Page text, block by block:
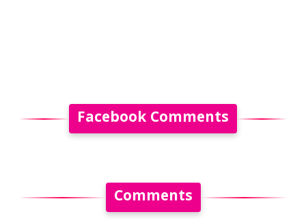
Facebook Comments
Comments